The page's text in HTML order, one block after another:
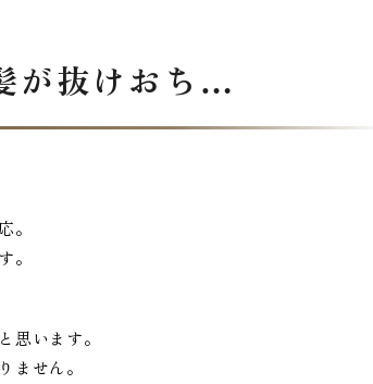
が抜けおち…
。
。
思います。
せん。